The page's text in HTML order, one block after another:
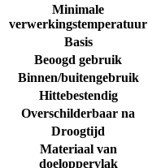
Minimale
verwerkingstemperatuur
Basis
Beoogd gebruik
Binnen/buitengebruik
Hittebestendig
Overschilderbaar na
Droogtijd
Materiaal van
doeloppervlak